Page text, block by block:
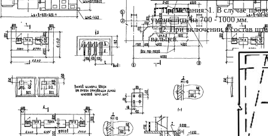
Примечания: 1. В случае
уменьшить на 700 - 1000 мм.
2. При включении в состав
вальцев.